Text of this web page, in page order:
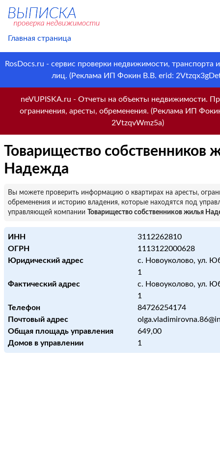
Главная страница
RosDocs.ru - сервис проверки недвижимости, транспорта
лиц. (Реклама ИП Фокин В.В. erid:
neVUPISKA.ru - Отчеты на объекты недвижимости.
ограничения, аресты, обременения. (Реклама ИП
2VtzqvWmz5a)
Товарищество собственников
Надежда
Вы можете проверить информацию о квартирах на аресты,
обременения и историю владения, которые находятся под
управляющей компании
Товарищество собственников жилья
ИНН
3112262810
ОГРН
1113122000628
Юридический адрес
с. Новоуколово, ул.
1
Фактический адрес
с. Новоуколово, ул.
1
Телефон
84726254174
Почтовый адрес
Общая площадь управления
649,00
Домов в управлении
1